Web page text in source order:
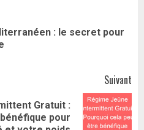
: le secret pour
Suivant
Gratuit :
pour